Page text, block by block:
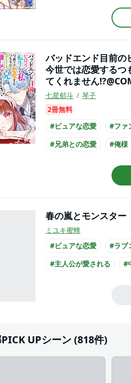
バッドエンド目前の
今世では恋愛するつ
てくれません
七星郁斗
琴子
2冊無料
#ピュアな恋愛
#ファ
#兄弟との恋愛
#俺様
春の嵐とモンスター
ミユキ蜜蜂
#ピュアな恋愛
#ラブ
#主人公が愛される
#
UPシーン (818件)